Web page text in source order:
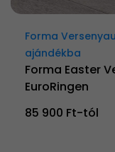
Forma
ajándékba
Forma Easter
EuroRingen
85 900 Ft-tól